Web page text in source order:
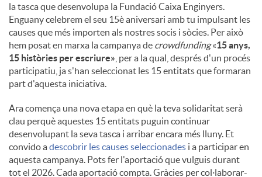
la tasca que desenvolupa la Fundació Caixa Enginyers.
Enguany celebrem el seu 15è aniversari amb tu impulsant les
causes que més importen als nostres socis i sòcies. Per això
hem posat en marxa la campanya de crowdfunding«15 anys,
15 històries per escriure» , per a la qual, després d'un procés
participatiu, ja s'han seleccionat les 15 entitats que formaran
part d'aquesta iniciativa.
Ara comença una nova etapa en què la teva solidaritat serà
clau perquè aquestes 15 entitats puguin continuar
desenvolupant la seva tasca i arribar encara més lluny. Et
convido adescobrir les causes seleccionades i a participar en
aquesta campanya. Pots fer l'aportació que vulguis durant
tot el 2026. Cada aportació compta. Gràcies per col·laborar-